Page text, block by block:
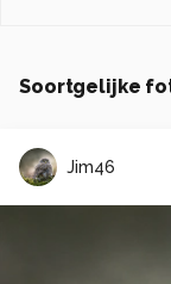
Soortgelijke
Jim46